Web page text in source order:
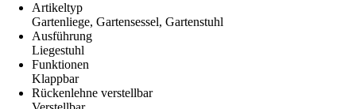
Artikeltyp
Gartenliege, Gartensessel, Gartenstuhl
Ausführung
Liegestuhl
Funktionen
Klappbar
Rückenlehne verstellbar